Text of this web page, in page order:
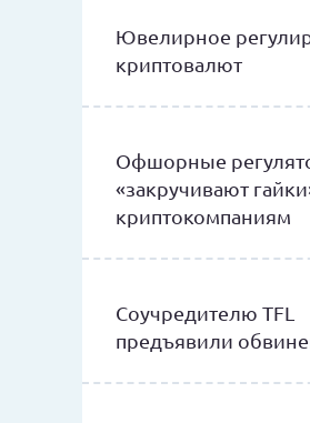
Ювелирное
криптовалют
Офшорные
«закручивают
криптокомпаниям
Соучредителю TFL
предъявили